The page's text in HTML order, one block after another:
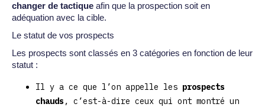
changer de tactique afin que la prospection soit en
adéquation avec la cible.
Le statut de vos prospects
Les prospects sont classés en 3 catégories en fonction de leur
statut :
Il y a ce que l’on appelle les prospects
chauds , c’est-à-dire ceux qui ont montré un